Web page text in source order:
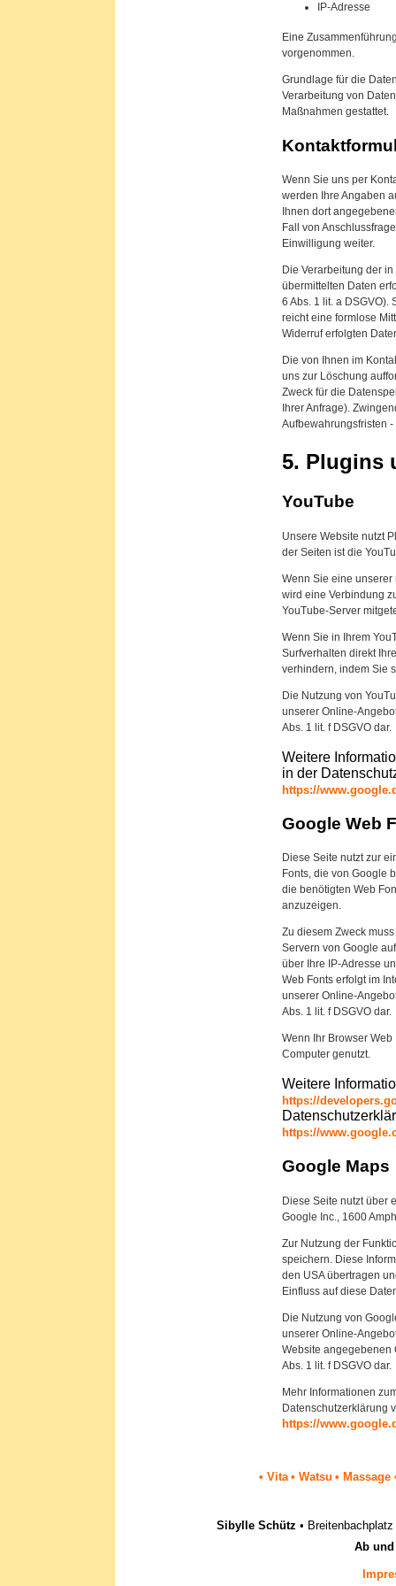
IP-Adresse
Eine
vorgenommen.
Grundlage für die
Verarbeitung von
Maßnahmen gestattet.
Wenn Sie uns per
werden Ihre Angaben
Ihnen dort
Fall von
Einwilligung weiter.
Die Verarbeitung der
übermittelten Daten
6 Abs. 1 lit. a
reicht eine formlose
Widerruf erfolgten
Die von Ihnen im
uns zur Löschung
Zweck für die
Ihrer Anfrage).
Aufbewahrungsfristen
5. Plugins
YouTube
Unsere Website nutzt
der Seiten ist die
Wenn Sie eine
wird eine Verbindung
YouTube-Server
Wenn Sie in Ihrem
Surfverhalten direkt
verhindern, indem Sie
Die Nutzung von
unserer Online-
Abs. 1 lit. f DSGVO dar.
Weitere
in der
https://
Google Web
Diese Seite nutzt zur
Fonts, die von Google
die benötigten Web
anzuzeigen.
Zu diesem Zweck
Servern von Google
über Ihre IP-Adresse
Web Fonts erfolgt im
unserer Online-
Abs. 1 lit. f DSGVO dar.
Wenn Ihr Browser
Computer genutzt.
Weitere
https://
https://
Google Maps
Diese Seite nutzt über
Google Inc., 1600
Zur Nutzung der
speichern. Diese
den USA übertragen
Einfluss auf diese
Die Nutzung von
unserer Online-
Website angegebenen
Abs. 1 lit. f DSGVO dar.
Mehr Informationen
Datenschutzerklärung
https://
• Vita • Watsu • Massage
Sibylle Schütz •
Ab